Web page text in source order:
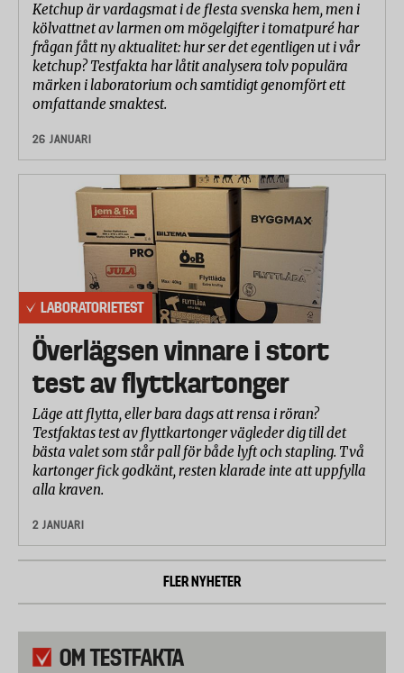
Ketchup är vardagsmat i de flesta svenska hem, men i
kölvattnet av larmen om mögelgifter i tomatpuré har
frågan fått ny aktualitet: hur ser det egentligen ut i vår
ketchup? Testfakta har låtit analysera tolv populära
märken i laboratorium och samtidigt genomfört ett
omfattande smaktest.
26 JANUARI
LABORATORIETEST
Överlägsen vinnare i stort
test av flyttkartonger
Läge att flytta, eller bara dags att rensa i röran?
Testfaktas test av flyttkartonger vägleder dig till det
bästa valet som står pall för både lyft och stapling. Två
kartonger fick godkänt, resten klarade inte att uppfylla
alla kraven.
2 JANUARI
FLER NYHETER
OM TESTFAKTA